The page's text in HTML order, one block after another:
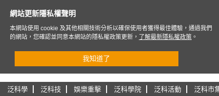
泛科學 泛科技 娛樂重擊 泛科學院 泛科活動 泛科市
網站更新隱私權聲明
本網站使用 cookie 及其他相關技術分析以確保使用者獲得最佳體驗，通過我們
的網站，您確認並同意本網站的隱私權政策更新，
了解最新隱私權政策 。
我知道了